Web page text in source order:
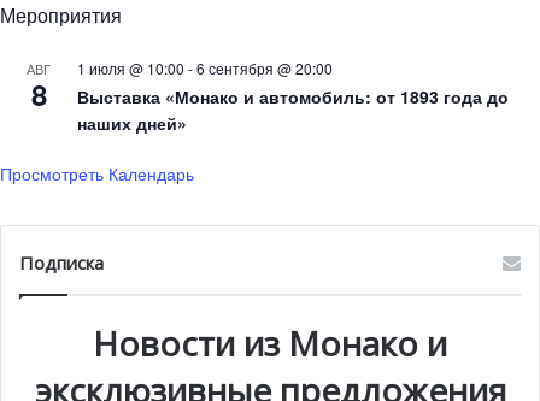
украшают номер. Яркая внутренняя обстановка
оттенками, обставлена вещами князя Монако Ренье III:
здесь и его фотографии, и различные портреты, и
Мероприятия
АВГ
8
1 июля @ 10:00 -6 сентября @ 20:00
Выставка «Монако и автомобиль: от 1893 года до
наших дней»
Просмотреть Календарь
Подписка
Новости из Монако и
эксклюзивные предложения